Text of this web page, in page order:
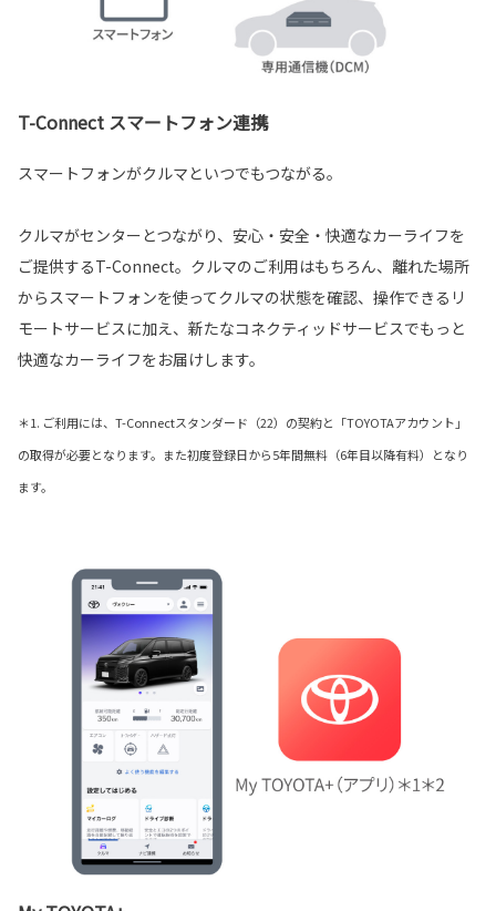
T-Connect スマートフォン連携
スマートフォンがクルマといつでもつながる。
クルマがセンターとつながり、安心・安全・快適なカーライフを
ご提供するT-Connect。クルマのご利用はもちろん、離れた場所
からスマートフォンを使ってクルマの状態を確認、操作できるリ
モートサービスに加え、新たなコネクティッドサービスでもっと
快適なカーライフをお届けします。
＊1. ご利用には、T-Connectスタンダード（22）の契約と「TOYOTAアカウント」
の取得が必要となります。また初度登録日から5年間無料（6年目以降有料）となり
ます。